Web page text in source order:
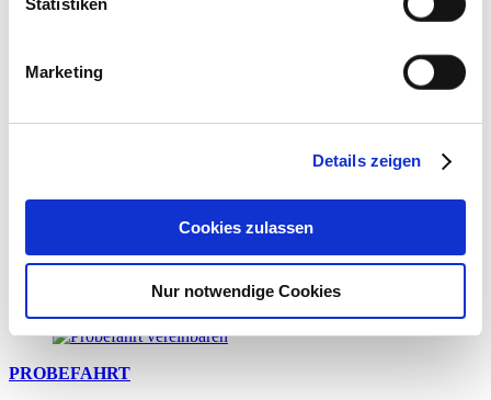
Marketing
Details zeigen
Cookies zulassen
Nur notwendige Cookies
September
Freitag, 25.09.2026
KONTAKTFORMULAR
NEWSLETTER-ANMELDUNG
PROBEFAHRT